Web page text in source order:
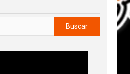
Buscar